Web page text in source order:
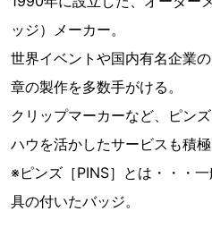
ッジ）メーカー。
世界イベントや国内有名企業
章の製作を多数手がける。
クリップマーカーなど、ピン
ハウを活かしたサービスも積
※ピンズ［PINS］とは・・・
具の付いたバッジ。